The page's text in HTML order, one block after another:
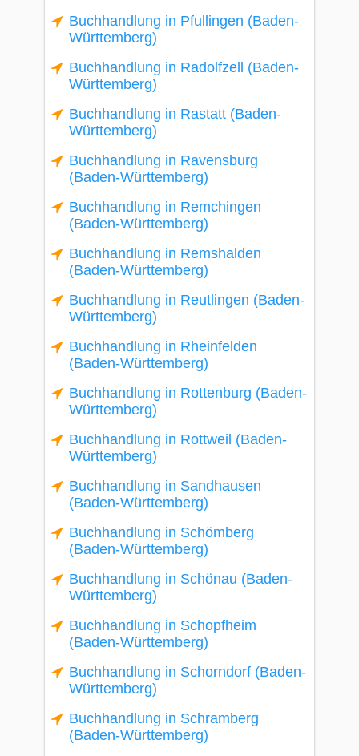
Buchhandlung in Pfullingen (Baden-
Württemberg)
Buchhandlung in Radolfzell (Baden-
Württemberg)
Buchhandlung in Rastatt (Baden-
Württemberg)
Buchhandlung in Ravensburg
(Baden-Württemberg)
Buchhandlung in Remchingen
(Baden-Württemberg)
Buchhandlung in Remshalden
(Baden-Württemberg)
Buchhandlung in Reutlingen (Baden-
Württemberg)
Buchhandlung in Rheinfelden
(Baden-Württemberg)
Buchhandlung in Rottenburg (Baden-
Württemberg)
Buchhandlung in Rottweil (Baden-
Württemberg)
Buchhandlung in Sandhausen
(Baden-Württemberg)
Buchhandlung in Schömberg
(Baden-Württemberg)
Buchhandlung in Schönau (Baden-
Württemberg)
Buchhandlung in Schopfheim
(Baden-Württemberg)
Buchhandlung in Schorndorf (Baden-
Württemberg)
Buchhandlung in Schramberg
(Baden-Württemberg)